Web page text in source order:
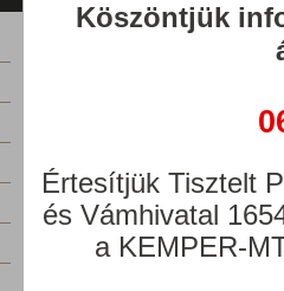
Köszöntjük
Értesítjük Tisztelt
és Vámhivatal
a KEMPER-